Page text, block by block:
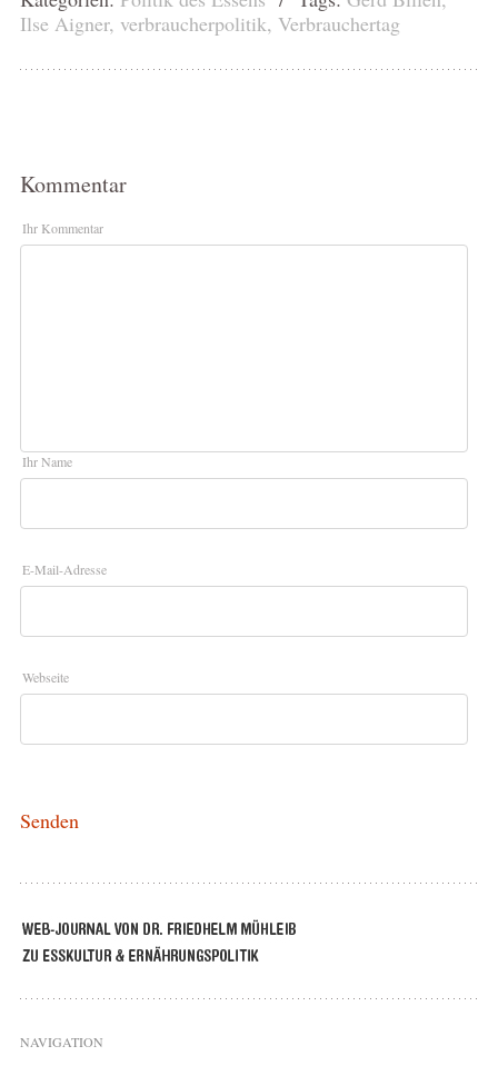
Ilse Aigner, verbraucherpolitik, Verbrauchertag
Kommentar
Ihr Kommentar
Ihr Name
E-Mail-Adresse
Webseite
NAVIGATION